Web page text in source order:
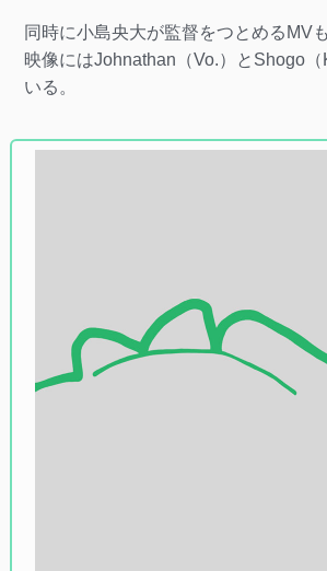
同時に小島央大が監督をつとめるMV
映像にはJohnathan（Vo.）とShogo（
いる。